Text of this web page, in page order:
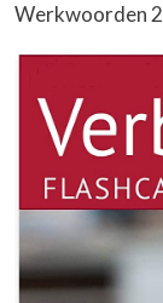
Werkwoorden 2